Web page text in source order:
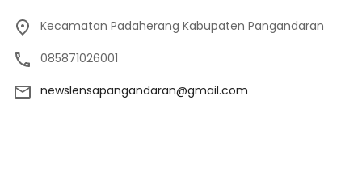
Kecamatan Padaherang Kabupaten Pangandaran
085871026001
newslensapangandaran@gmail.com